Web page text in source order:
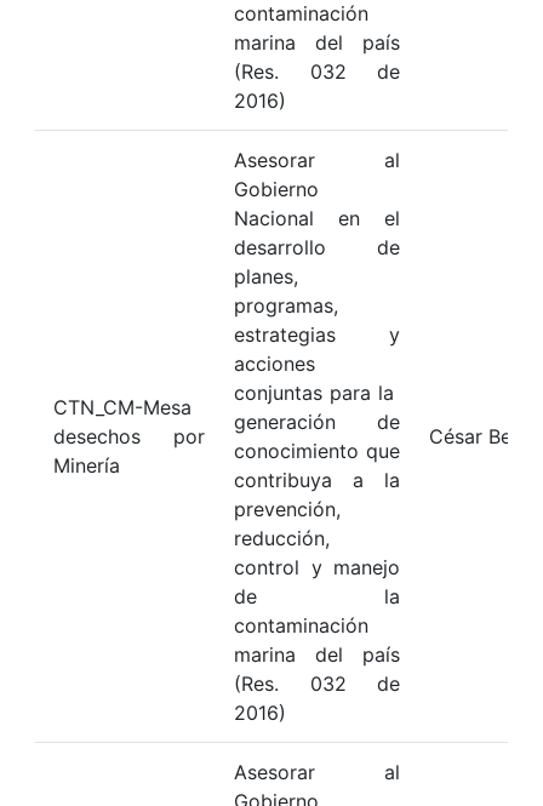
contaminación
marina del país
(Res. 032 de
2016)
CTN_CM-Mesa
desechos por
Minería
Asesorar al
Gobierno
Nacional en el
desarrollo de
planes,
programas,
estrategias y
acciones
conjuntas para la
generación de
conocimiento que
contribuya a la
prevención,
reducción,
control y manejo
de la
contaminación
marina del país
(Res. 032 de
2016)
César Berna
Asesorar al